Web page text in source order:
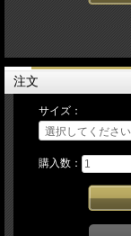
注文
サイズ：
購入数：